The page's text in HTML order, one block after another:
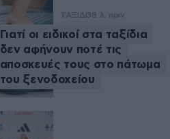
ΤΑΞΙΔΙ38 λ. πριν
Γιατί οι ειδικοί στα ταξίδια
δεν αφήνουν ποτέ τις
αποσκευές τους στο πάτωμα
του ξενοδοχείου